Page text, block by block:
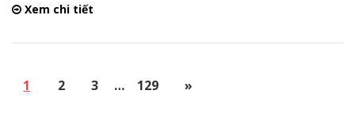
Xem chi tiết
1 2 3 … 129 »